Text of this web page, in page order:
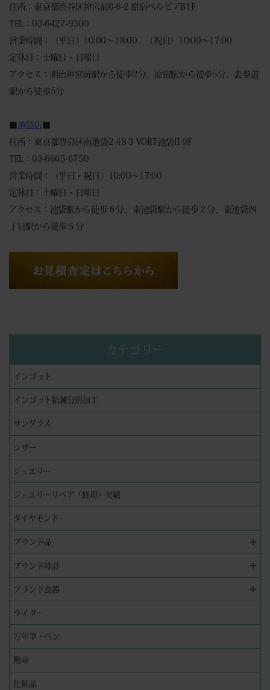
住所：東京都渋谷区神宮前6-6-2 原宿ベルピアB1F
TEL：03-6427-9300
営業時間：（平日）10:00～18:00 （祝日）10:00～17:00
定休日：土曜日・日曜日
アクセス：明治神宮前駅から徒歩2分、原宿駅から徒歩5分、表参道
駅から徒歩5分
池袋店
住所：東京都豊島区南池袋2-48-3 VORT池袋II 9F
TEL：03-6665-6750
営業時間：（平日・祝日）10:00～17:00
定休日：土曜日・日曜日
アクセス：池袋駅から徒歩６分、東池袋駅から徒歩２分、東池袋四
丁目駅から徒歩５分
カテゴリー
インゴット
インゴット精錬分割加工
サングラス
シザー
ジュエリー
ジュエリーリペア（修理）実績
ダイヤモンド
ブランド品 ✛
ブランド時計 ✛
ブランド食器 ✛
ライター
万年筆・ペン
勲章
化粧品